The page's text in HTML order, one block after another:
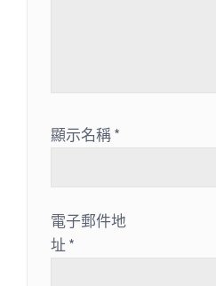
顯示名稱*
電子郵件地
址 *